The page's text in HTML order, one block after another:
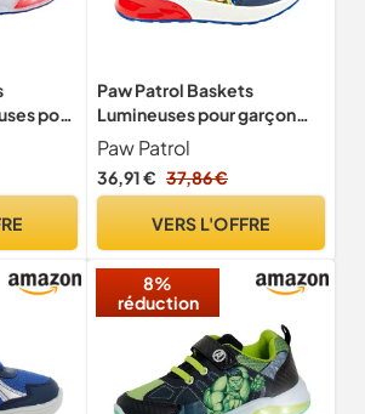
pour
pour
le
bleu
Paw Patrol Baskets
Lumineuses pour garçon
Bleu Taille 8 UK, 26 EU
Paw Patrol
36,91 € 37,86 €
VERS L'OFFRE
8%
réduction